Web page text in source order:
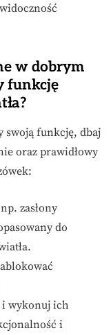
w dobrym
funkcję
swoją funkcję, dbaj
oraz prawidłowy
zasłony
do
i wykonuj ich
i